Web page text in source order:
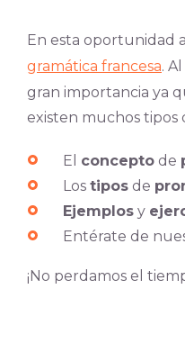
En esta oportunidad
gramática francesa.
gran importancia ya
existen muchos tipos
El conceptode
Los tiposde
Ejemplosy
Entérate de
¡No perdamos el